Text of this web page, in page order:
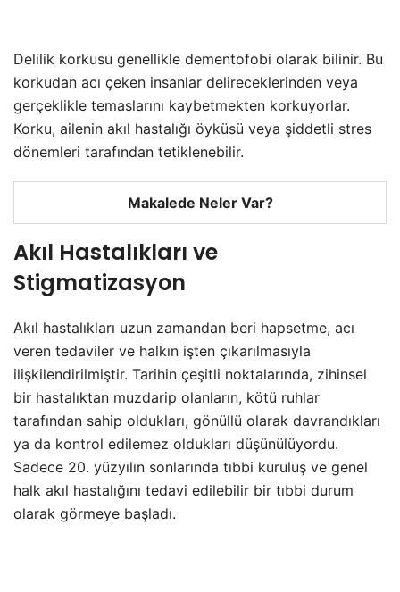
Delilik korkusu genellikle dementofobi olarak bilinir. Bu
korkudan acı çeken insanlar delireceklerinden veya
gerçeklikle temaslarını kaybetmekten korkuyorlar.
Korku, ailenin akıl hastalığı öyküsü veya şiddetli stres
dönemleri tarafından tetiklenebilir.
Makalede Neler Var?
Akıl Hastalıkları ve
Stigmatizasyon
Akıl hastalıkları uzun zamandan beri hapsetme, acı
veren tedaviler ve halkın işten çıkarılmasıyla
ilişkilendirilmiştir. Tarihin çeşitli noktalarında, zihinsel
bir hastalıktan muzdarip olanların, kötü ruhlar
tarafından sahip oldukları, gönüllü olarak davrandıkları
ya da kontrol edilemez oldukları düşünülüyordu.
Sadece 20. yüzyılın sonlarında tıbbi kuruluş ve genel
halk akıl hastalığını tedavi edilebilir bir tıbbi durum
olarak görmeye başladı.